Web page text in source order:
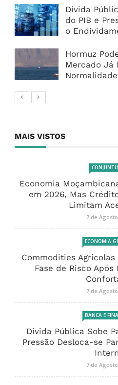
Dívida
do PIB e
o
Hormuz
Mercado Já
MAIS VISTOS
Economia
em 2026, Mas
Limitam
7 de
ECONOMIA
Commodities
Fase de Risco
7 de
BANCA E
Dívida Pública Sobe
Pressão Desloca-se
7 de